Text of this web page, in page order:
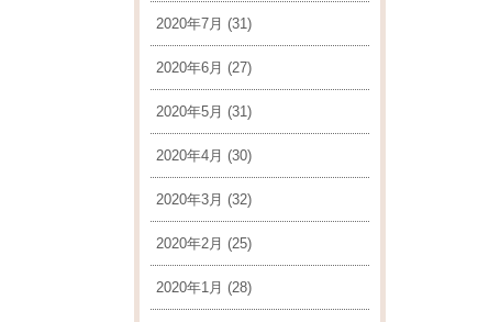
2020年7月 (31)
2020年6月 (27)
2020年5月 (31)
2020年4月 (30)
2020年3月 (32)
2020年2月 (25)
2020年1月 (28)